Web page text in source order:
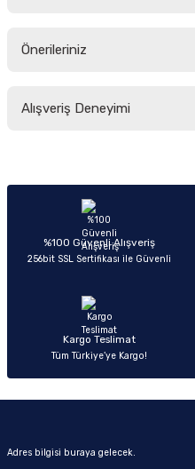
Önerileriniz
yetersiz gördüğünüz noktaları
Ürün açıklamasında eksik
Ürün bilgilerinde hatalar
Ürün fiyatı diğer sitelerden daha
Alışveriş Deneyimi
Sitemize ilk
%100 Güvenli Alışveriş
256bit SSL Sertifikası ile Güvenli
Kargo Teslimat
Tüm Türkiye’ye Kargo!
Adres bilgisi buraya gelecek.